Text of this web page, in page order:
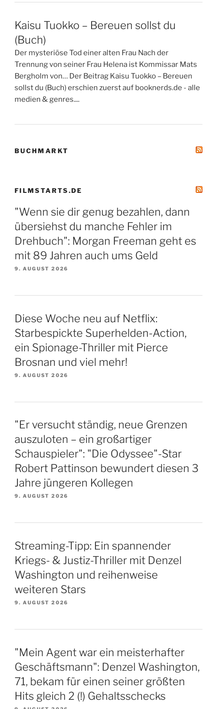
Kaisu Tuokko – Bereuen sollst du
(Buch)
Der mysteriöse Tod einer alten Frau Nach der
Trennung von seiner Frau Helena ist Kommissar Mats
Bergholm von… Der Beitrag Kaisu Tuokko – Bereuen
sollst du (Buch) erschien zuerst auf booknerds.de - alle
medien & genres....
BUCHMARKT
FILMSTARTS.DE
"Wenn sie dir genug bezahlen, dann
übersiehst du manche Fehler im
Drehbuch": Morgan Freeman geht es
mit 89 Jahren auch ums Geld
9. AUGUST 2026
Diese Woche neu auf Netflix:
Starbespickte Superhelden-Action,
ein Spionage-Thriller mit Pierce
Brosnan und viel mehr!
9. AUGUST 2026
"Er versucht ständig, neue Grenzen
auszuloten – ein großartiger
Schauspieler": "Die Odyssee"-Star
Robert Pattinson bewundert diesen 3
Jahre jüngeren Kollegen
9. AUGUST 2026
Streaming-Tipp: Ein spannender
Kriegs- & Justiz-Thriller mit Denzel
Washington und reihenweise
weiteren Stars
9. AUGUST 2026
"Mein Agent war ein meisterhafter
Geschäftsmann": Denzel Washington,
71, bekam für einen seiner größten
Hits gleich 2 (!) Gehaltsschecks